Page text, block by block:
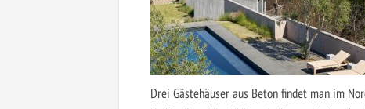
Drei Gästehäuser aus Beton findet man im